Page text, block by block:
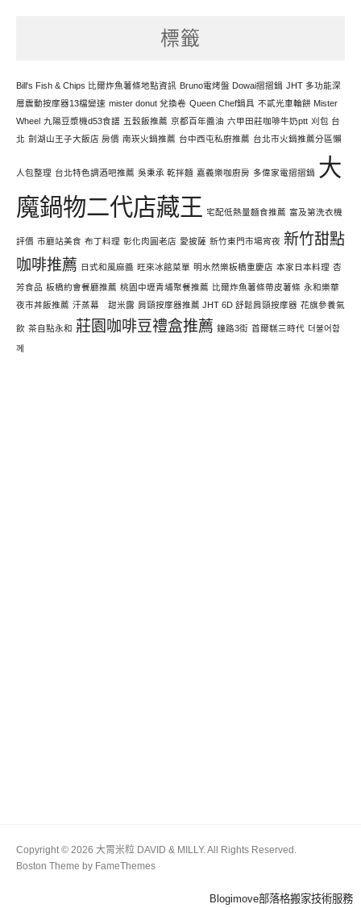
標籤
Bill's Fish & Chips 比爾炸魚薯條地點資訊 Bruno電烤盤 Dowai摺摺鍋 JHT 多功能深
層震動按摩器13檔變速 mister donut 兌換卷 Queen Chef鍋具 不貳光車輪餅 Mister
Wheel 九陽豆漿機d53食譜 五穀飯推薦 京都百年醬油 六甲田莊咖啡牛奶ptt 刈包 台
北 劍湖山王子大飯店 房價 南崁火鍋推薦 台中西屯私廚推薦 台北市火鍋推薦分區懶
人包整理 台北特色調酒吧推薦 吳秉承 乾拌麵 嘉義樂咖廚房 多偉家電摺摺鍋 大
魔鍋物二代店藏王 宅配低熱量麵食推薦 富及第洗衣機
評價 市廳站美食 布丁料理 彰化肉圓老店 愛披薩 新竹東門市場宵夜 新竹甜點
咖啡推薦 日式和風麻醬 旺來冰館菜單 明水然樂板橋重慶店 本家日本料理 杏
芳食品 板橋約會餐廳推薦 桃園中壢青埔聚餐推薦 比爾炸魚薯條帶皮薯條 永和樂華
夜市丼飯推薦 汗蒸幕 甜米露 肩頸按摩器推薦 JHT 6D 舒鬆肩頸按摩器 花旗參養氣
飲 茶自點永和 莊園咖啡豆禮盒推薦 鐘路3街 首爾糕三時代 더불어함
께
Copyright © 2026 大胃米粒 DAVID & MILLY. All Rights Reserved.
Boston Theme by FameThemes
Blogimove部落格搬家技術服務